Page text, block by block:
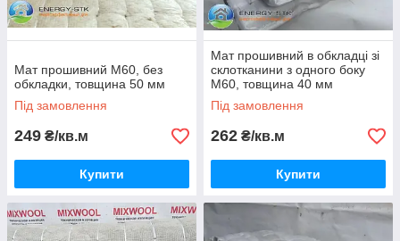
Мат прошивний М60, без
обкладки, товщина 50 мм
Під замовлення
249 ₴/кв.м
Купити
Мат прошивний в обкладці зі
склотканини з одного боку
М60, товщина 40 мм
Під замовлення
262 ₴/кв.м
Купити